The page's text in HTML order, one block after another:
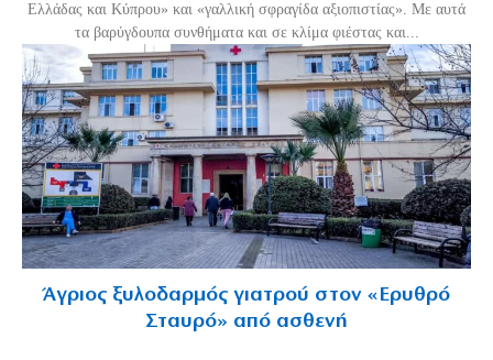
Ελλάδας και Κύπρου» και «γαλλική σφραγίδα αξιοπιστίας». Με αυτά
τα βαρύγδουπα συνθήματα και σε κλίμα φιέστας και...
Άγριος ξυλοδαρμός γιατρού στον «Ερυθρό
Σταυρό» από ασθενή